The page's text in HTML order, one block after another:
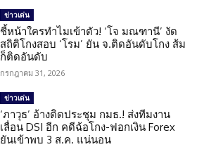
ข่าวเด่น
ชี้หน้าใครทำไมเข้าตัว! ‘โจ มณฑานี’ งัด
สถิติโกงสอบ ‘โรม’ ยัน จ.ติดอันดับโกง ส้ม
ก็ติดอันดับ
กรกฎาคม 31, 2026
ข่าวเด่น
‘ภาวุธ’ อ้างติดประชุม กมธ.! ส่งทีมงาน
เลื่อน DSI อีก คดีฉ้อโกง-ฟอกเงิน Forex
ยันเข้าพบ 3 ส.ค. แน่นอน